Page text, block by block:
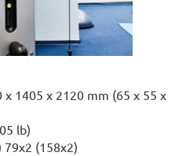
1405 x 2120 mm (65 x 55 x
lb)
79x2 (158x2)